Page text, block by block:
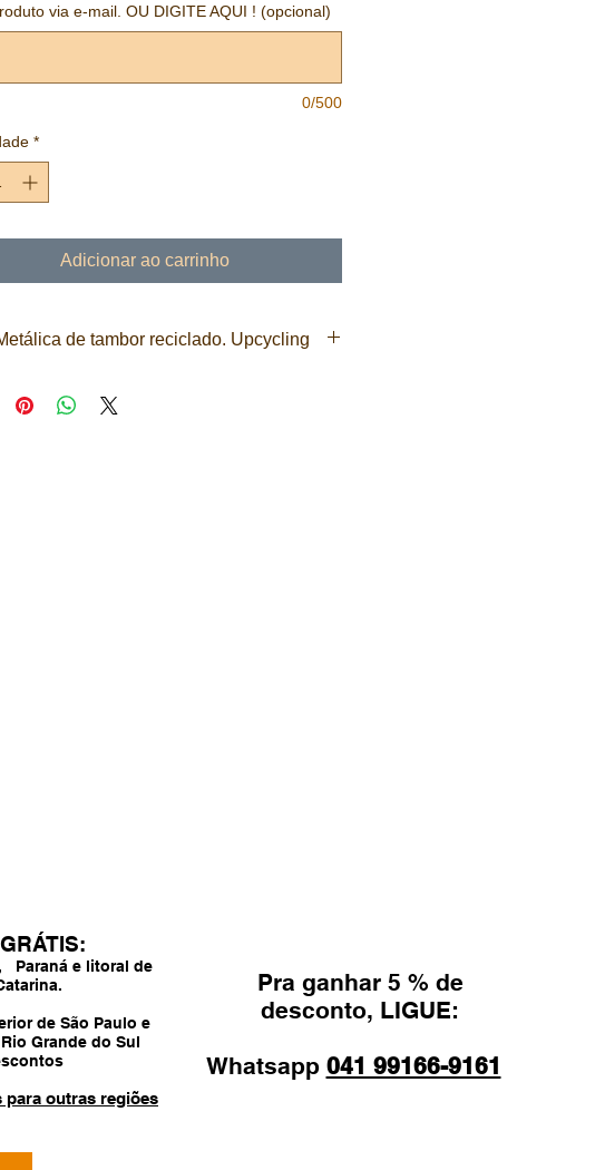
via e-mail. OU DIGITE AQUI ! (opcional)
0/500
*
Adicionar ao carrinho
de tambor reciclado. Upcycling
tratamento especial na pintura. Nossos produtos
Paraná e litoral de
de São Paulo e
Grande do Sul
para outras regiões
Pra ganhar 5 % de
desconto, LIGUE:
Whatsapp 041 99166-9161